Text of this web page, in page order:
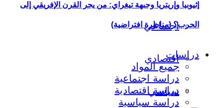
اجتماعي
اقتصادي
سياسي
إثيوبيا وإريتريا وجبهة تيغراي: من يجر القرن الإفريقي إلى
الحرب؟ (مناظرة افتراضية)
دراسات
جميع المواد
دراسة اجتماعية
دراسة اقتصادية
دراسة سياسية